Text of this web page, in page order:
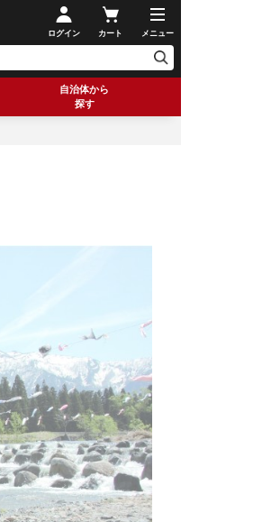
ログイン カート メニュー
自治体から
探す